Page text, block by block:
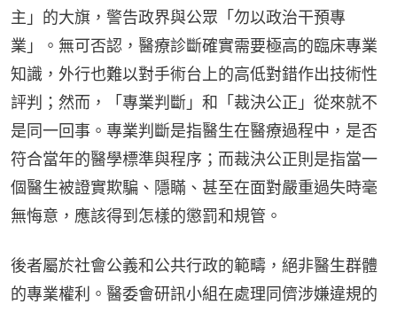
主」的大旗，警告政界與公眾「勿以政治干預專
業」。無可否認，醫療診斷確實需要極高的臨床專業
知識，外行也難以對手術台上的高低對錯作出技術性
評判；然而，「專業判斷」和「裁決公正」從來就不
是同一回事。專業判斷是指醫生在醫療過程中，是否
符合當年的醫學標準與程序；而裁決公正則是指當一
個醫生被證實欺騙、隱瞞、甚至在面對嚴重過失時毫
無悔意，應該得到怎樣的懲罰和規管。
後者屬於社會公義和公共行政的範疇，絕非醫生群體
的專業權利。醫委會研訊小組在處理同儕涉嫌違規的